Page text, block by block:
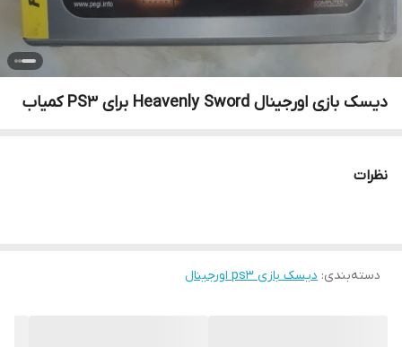
دیسک بازی اورجینال Heavenly Sword برای PS3 کمیاب
نظرات
دسته‌بندی: دیسک بازی ps3 اورجینال